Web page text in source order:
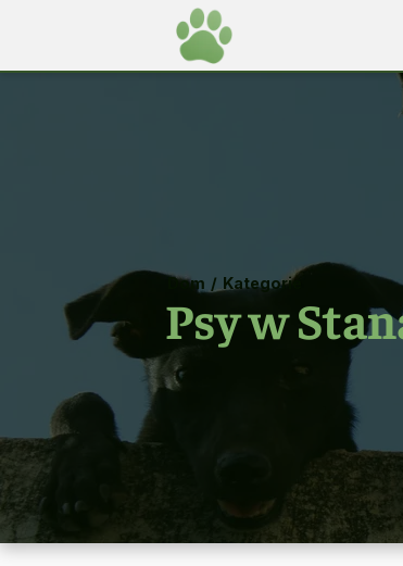
Dom / Kategorie
Psy w